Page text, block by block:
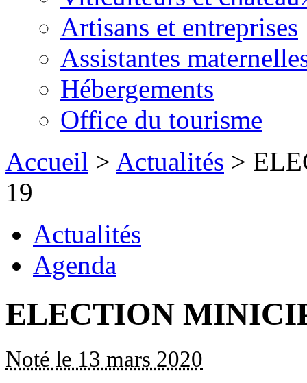
Artisans et entreprises
Assistantes
Hébergements
Office du tourisme
Accueil > Actualités >
19
Actualités
Agenda
ELECTION
Noté le 13 mars 2020